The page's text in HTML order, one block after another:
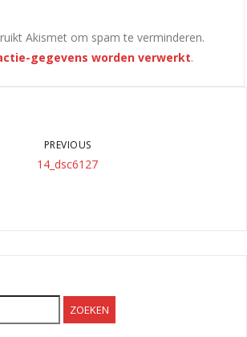
Akismet om spam te verminderen.
gegevens worden verwerkt.
PREVIOUS
14_dsc6127